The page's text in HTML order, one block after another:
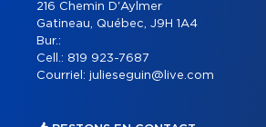
216 Chemin D'Aylmer
Gatineau, Québec, J9H 1A4
Bur.:
Cell.: 819 923-7687
Courriel: julieseguin@live.com